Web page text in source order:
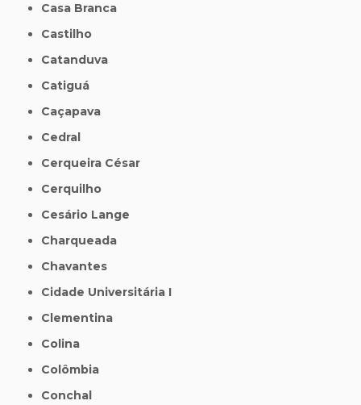
Casa Branca
Castilho
Catanduva
Catiguá
Caçapava
Cedral
Cerqueira César
Cerquilho
Cesário Lange
Charqueada
Chavantes
Cidade Universitária I
Clementina
Colina
Colômbia
Conchal